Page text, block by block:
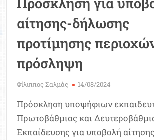
αίτησης-δήλωσης
προτίμησης
πρόσληψη
Φίλιππος Σαλμάς 14/08/2024
Πρόσκληση υποψήφιων
Πρωτοβάθμιας και
Εκπαίδευσης για υποβολή